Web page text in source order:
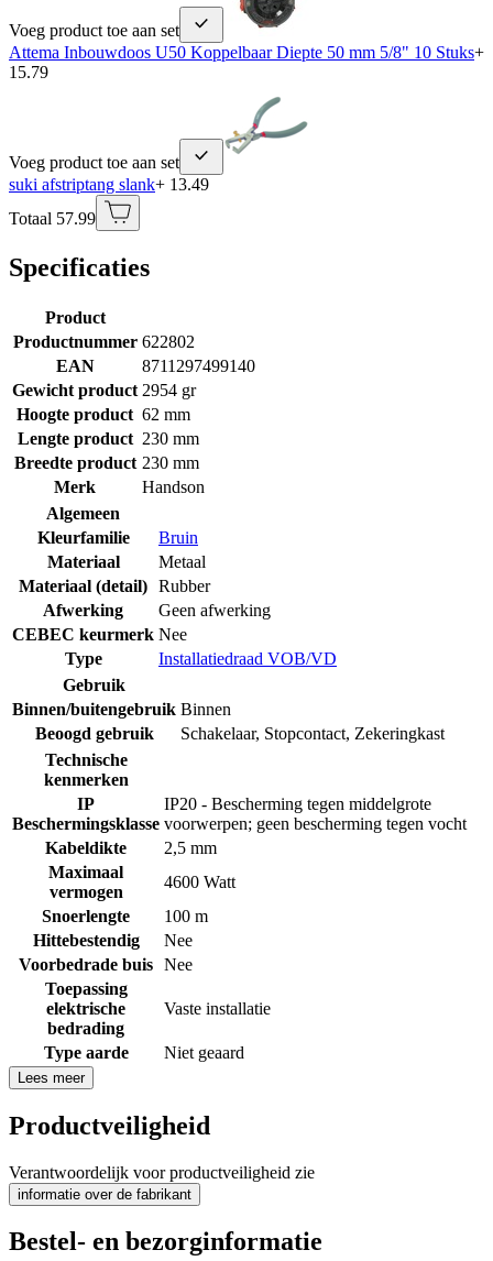
Voeg product toe aan set
Attema Inbouwdoos U50 Koppelbaar Diepte 50 mm 5/8" 10 Stuks+
15.79
Voeg product toe aan set
suki afstriptang slank+ 13.49
Totaal 57.99
Specificaties
Product
Productnummer 622802
EAN
8711297499140
Gewicht product 2954 gr
Hoogte product 62 mm
Lengte product 230 mm
Breedte product 230 mm
Merk
Handson
Algemeen
Kleurfamilie
Bruin
Materiaal
Metaal
Materiaal (detail) Rubber
Afwerking
Geen afwerking
CEBEC keurmerk Nee
Type
Installatiedraad VOB/VD
Gebruik
Binnen/buitengebruik Binnen
Beoogd gebruik
Schakelaar, Stopcontact, Zekeringkast
Technische
kenmerken
IP
Beschermingsklasse
IP20 - Bescherming tegen middelgrote
voorwerpen; geen bescherming tegen vocht
Kabeldikte
2,5 mm
Maximaal
vermogen
4600 Watt
Snoerlengte
100 m
Hittebestendig
Nee
Voorbedrade buis Nee
Toepassing
elektrische
bedrading
Vaste installatie
Type aarde Niet geaard
Lees meer
Productveiligheid
Verantwoordelijk voor productveiligheid zie
informatie over de fabrikant
Bestel- en bezorginformatie